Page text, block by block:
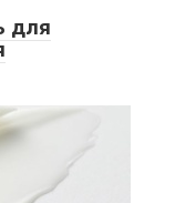
для